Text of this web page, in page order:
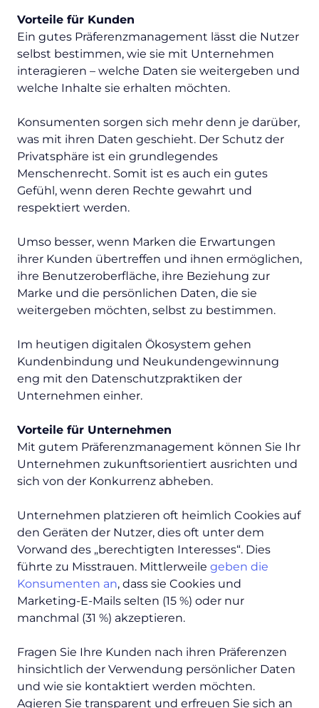
Vorteile für Kunden
Ein gutes Präferenzmanagement lässt die Nutzer
selbst bestimmen, wie sie mit Unternehmen
interagieren – welche Daten sie weitergeben und
welche Inhalte sie erhalten möchten.
Konsumenten sorgen sich mehr denn je darüber,
was mit ihren Daten geschieht. Der Schutz der
Privatsphäre ist ein grundlegendes
Menschenrecht. Somit ist es auch ein gutes
Gefühl, wenn deren Rechte gewahrt und
respektiert werden.
Umso besser, wenn Marken die Erwartungen
ihrer Kunden übertreffen und ihnen ermöglichen,
ihre Benutzeroberfläche, ihre Beziehung zur
Marke und die persönlichen Daten, die sie
weitergeben möchten, selbst zu bestimmen.
Im heutigen digitalen Ökosystem gehen
Kundenbindung und Neukundengewinnung
eng mit den Datenschutzpraktiken der
Unternehmen einher.
Vorteile für Unternehmen
Mit gutem Präferenzmanagement können Sie Ihr
Unternehmen zukunftsorientiert ausrichten und
sich von der Konkurrenz abheben.
Unternehmen platzieren oft heimlich Cookies auf
den Geräten der Nutzer, dies oft unter dem
Vorwand des „berechtigten Interesses“. Dies
führte zu Misstrauen. Mittlerweile geben die
Konsumenten an, dass sie Cookies und
Marketing-E-Mails selten (15 %) oder nur
manchmal (31 %) akzeptieren.
Fragen Sie Ihre Kunden nach ihren Präferenzen
hinsichtlich der Verwendung persönlicher Daten
und wie sie kontaktiert werden möchten.
Agieren Sie transparent und erfreuen Sie sich an